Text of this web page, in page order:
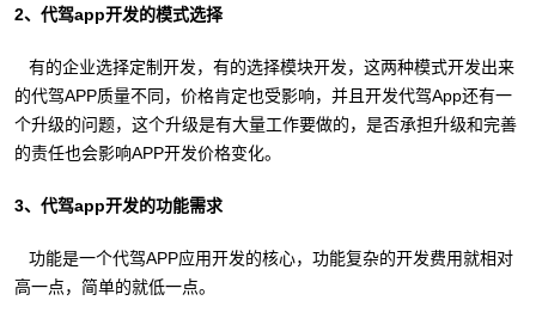
2、代驾app开发的模式选择
有的企业选择定制开发，有的选择模块开发，这两种模式开发出来
的代驾APP质量不同，价格肯定也受影响，并且开发代驾App还有一
个升级的问题，这个升级是有大量工作要做的，是否承担升级和完善
的责任也会影响APP开发价格变化。
3、代驾app开发的功能需求
功能是一个代驾APP应用开发的核心，功能复杂的开发费用就相对
高一点，简单的就低一点。